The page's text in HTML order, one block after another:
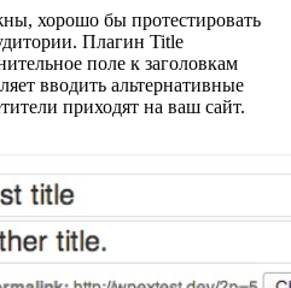
хорошо бы протестировать
Плагин Title
поле к заголовкам
вводить альтернативные
приходят на ваш сайт.